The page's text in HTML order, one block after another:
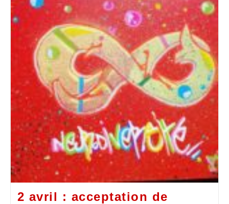
2 avril : acceptation de